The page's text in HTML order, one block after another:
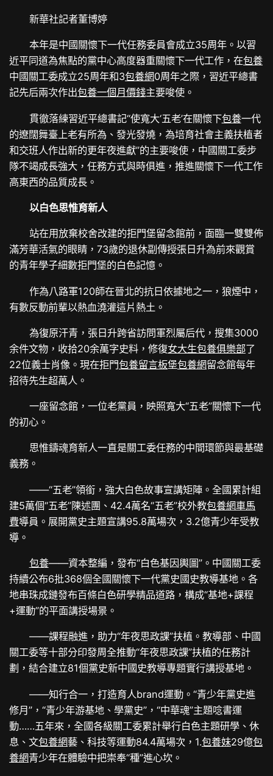
新華社記者董博婷
本年是中國關懷下一代任務委員會成立35周年。以習
近平同道為焦點的黨中心高度器重關懷下一代工作，在包養
中國關工委成立25周年和3包養網0周年之際，習近平總書
記先后兩次作出包養一個月價錢主要唆使。
貫徹落練習近平總書記“使寬大‘五老’在關懷下包養一代
的遼闊舞臺上老有所為、發光發燒，為培育社會主義扶植者
和交班人作出新的更年夜進獻”的主要唆使，中國關工委步
隊不竭成長強大，任務方式與時俱進，推進關懷下一代工作
高東西的品質成長。
以白色思惟育新人
站在用放棄校舍改建的拒門堡留念館前，面臨一雙雙佈
滿芳華活氣的眼睛，73歲的退休副傳授張日升為前來觀賞
的青年學子細數拒門堡的白色記憶。
作為八路軍120師在晉北的抗日依據地之一，狼煙中，
有數反動前輩以熱血澆灌這片熱土。
為復原汗青，張日升跨省訪問軍烈屬后代，搜集3000
余件文物，收拾20余萬字史料，修復女大生包養俱樂部了
22位義士肖像。現在拒門包養留言板堡包養網留念館每年
招待先生超萬人。
一座留念館，一位老黨員，映照寬大“五老”關懷下一代
的初心。
思惟鑄魂育新人一直是關工委任務的中間環節與最基礎
義務。
——“五老”領銜，強大白色故事宣講矩陣。全國累計組
建5萬個“五老”陳述團、42.4萬名“五老”校外教包養網車馬
費導員。展開黨史主題宣講95.8萬場次，3.2億青少年受教
導。
包養——資本整編，發布“白色基因輿圖”。中國關工委
持續公布6批368個全國關懷下一代黨史國史教導基地。各
地串珠成鏈發布百條白色研學精品道路，構成“基地+課程
+運動”的平面講授場景。
——課程融進，助力“年夜思政課”扶植。教導部、中國
關工委等十部分印發周全推動“年夜思政課”扶植的任務計
劃，結合建立81個黨史新中國史教導專題實行講授基地。
——知行合一，打造育人brand運動。“青少年黨史進
修月”，“青少年游基地、學黨史”，“中華魂”主題唸書運
動……五年來，全國各級關工委累計舉行白色主題研學、休
息、文包養網藝、科技等運動84.4萬場次，1.包養妹29億包
養網青少年在體驗中把崇奉“種”進心坎。